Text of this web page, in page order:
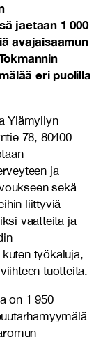
jaetaan 1 000
avajaisaamun
eri puolilla
Ylämyllyn
78, 80400
ja
sekä
liittyviä
vaatteita ja
työkaluja,
tuotteita.
on 1 950